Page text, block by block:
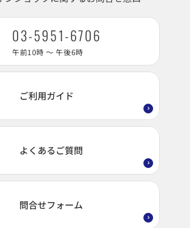
03-5951-6706
午前10時 ～ 午後6時
ご利用ガイド
よくあるご質問
問合せフォーム